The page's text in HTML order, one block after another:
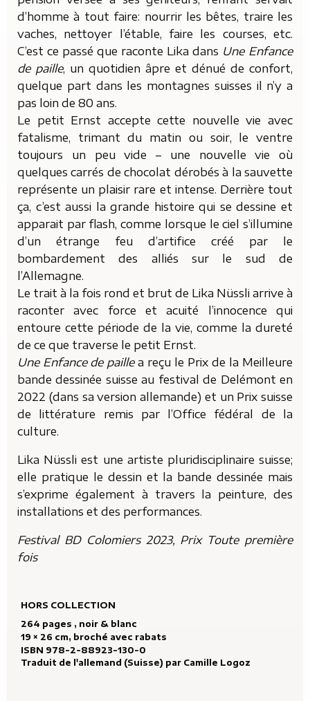
d’homme à tout faire: nourrir les bêtes, traire les
vaches, nettoyer l’étable, faire les courses, etc.
C’est ce passé que raconte Lika dans Une Enfance
de paille, un quotidien âpre et dénué de confort,
quelque part dans les montagnes suisses il n’y a
pas loin de 80 ans.
Le petit Ernst accepte cette nouvelle vie avec
fatalisme, trimant du matin ou soir, le ventre
toujours un peu vide – une nouvelle vie où
quelques carrés de chocolat dérobés à la sauvette
représente un plaisir rare et intense. Derrière tout
ça, c’est aussi la grande histoire qui se dessine et
apparait par flash, comme lorsque le ciel s’illumine
d’un étrange feu d’artifice créé par le
bombardement des alliés sur le sud de
l’Allemagne.
Le trait à la fois rond et brut de Lika Nüssli arrive à
raconter avec force et acuité l’innocence qui
entoure cette période de la vie, comme la dureté
de ce que traverse le petit Ernst.
Une Enfance de paillea reçu le Prix de la Meilleure
bande dessinée suisse au festival de Delémont en
2022 (dans sa version allemande) et un Prix suisse
de littérature remis par l’Office fédéral de la
culture.
Lika Nüssli est une artiste pluridisciplinaire suisse;
elle pratique le dessin et la bande dessinée mais
s’exprime également à travers la peinture, des
installations et des performances.
Festival BD Colomiers 2023, Prix Toute première
fois
HORS COLLECTION
264 pages , noir & blanc
19 × 26 cm, broché avec rabats
ISBN 978-2-88923-130-0
Traduit de l'allemand (Suisse) par Camille Logoz